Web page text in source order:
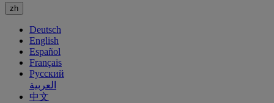
zh
Deutsch
English
Español
Français
Русский
العربية
中文